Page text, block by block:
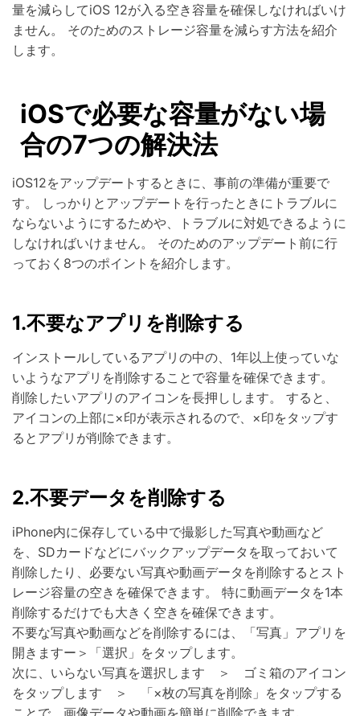
量を減らしてiOS 12が入る空き容量を確保しなければいけ
ません。 そのためのストレージ容量を減らす方法を紹介
します。
iOSで必要な容量がない場
合の7つの解決法
iOS12をアップデートするときに、事前の準備が重要で
す。 しっかりとアップデートを行ったときにトラブルに
ならないようにするためや、トラブルに対処できるように
しなければいけません。 そのためのアップデート前に行
っておく8つのポイントを紹介します。
1.不要なアプリを削除する
インストールしているアプリの中の、1年以上使っていな
いようなアプリを削除することで容量を確保できます。
削除したいアプリのアイコンを長押しします。 すると、
アイコンの上部に×印が表示されるので、×印をタップす
るとアプリが削除できます。
2.不要データを削除する
iPhone内に保存している中で撮影した写真や動画など
を、SDカードなどにバックアップデータを取っておいて
削除したり、必要ない写真や動画データを削除するとスト
レージ容量の空きを確保できます。 特に動画データを1本
削除するだけでも大きく空きを確保できます。
不要な写真や動画などを削除するには、「写真」アプリを
開きますー＞「選択」をタップします。
次に、いらない写真を選択します ＞ ゴミ箱のアイコン
をタップします ＞ 「×枚の写真を削除」をタップする
ことで、画像データや動画を簡単に削除できます。